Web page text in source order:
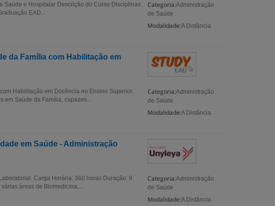
Categoria:Administração
de Saúde
Modalidade:A Distância
Saúde e Hospitalar Descrição do Curso Disciplinas:
EAD...
da Família com Habilitação em
Categoria:Administração
de Saúde
Modalidade:A Distância
Habilitação em Docência no Ensino Superior.
em Saúde da Família, capazes...
em Saúde - Administração
Categoria:Administração
de Saúde
Modalidade:A Distância
Carga Horária: 360 horas Duração: 9
áreas de Biomedicina,...